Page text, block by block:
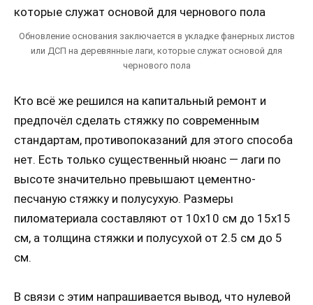
Обновление основания заключается в укладке фанерных листов
или ДСП на деревянные лаги, которые служат основой для
чернового пола
Кто всё же решился на капитальный ремонт и
предпочёл сделать стяжку по современным
стандартам, противопоказаний для этого способа
нет. Есть только существенный нюанс — лаги по
высоте значительно превышают цементно-
песчаную стяжку и полусухую. Размеры
пиломатериала составляют от 10х10 см до 15х15
см, а толщина стяжки и полусухой от 2.5 см до 5
см.
В связи с этим напрашивается вывод, что нулевой